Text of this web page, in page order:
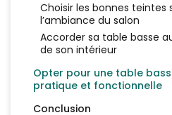
Choisir les bonnes teintes
l’ambiance du salon
Accorder sa table basse
de son intérieur
Opter pour une table
pratique et fonctionnelle
Conclusion